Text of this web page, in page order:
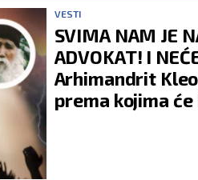
VESTI
SVIMA NAM JE
ADVOKAT! I
Arhimandrit
prema kojima